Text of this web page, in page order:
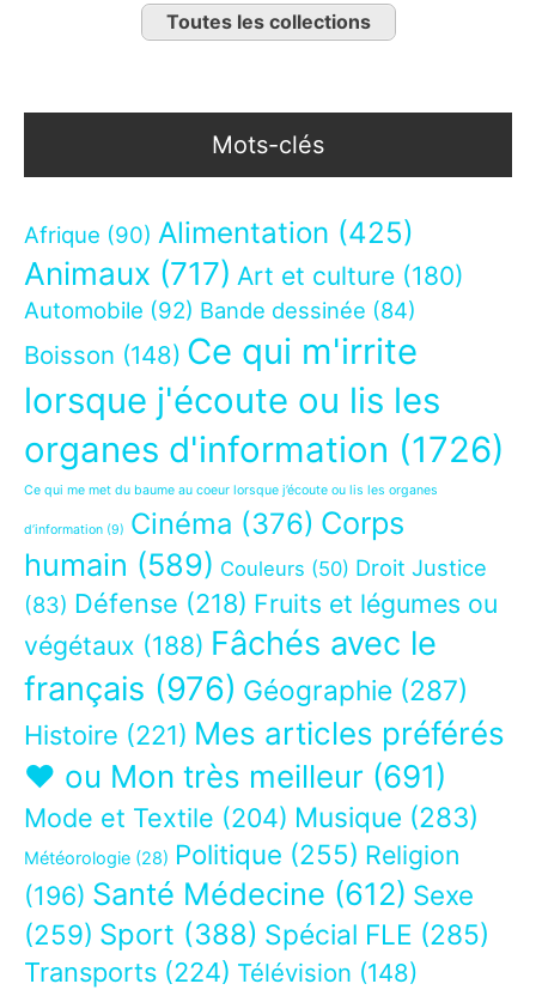
Toutes les collections
Mots-clés
Afrique (90) Alimentation (425)
Animaux (717) Art et culture (180)
Automobile (92) Bande dessinée (84)
Boisson (148) Ce qui m'irrite
lorsque j'écoute ou lis les
organes d'information (1726)
Ce qui me met du baume au coeur lorsque j’écoute ou lis les organes
d’information (9) Cinéma (376) Corps
humain (589) Couleurs (50) Droit Justice
(83) Défense (218) Fruits et légumes ou
végétaux (188) Fâchés avec le
français (976) Géographie (287)
Histoire (221) Mes articles préférés
❤ ou Mon très meilleur (691)
Mode et Textile (204) Musique (283)
Météorologie (28) Politique (255) Religion
(196) Santé Médecine (612) Sexe
(259) Sport (388) Spécial FLE (285)
Transports (224) Télévision (148)